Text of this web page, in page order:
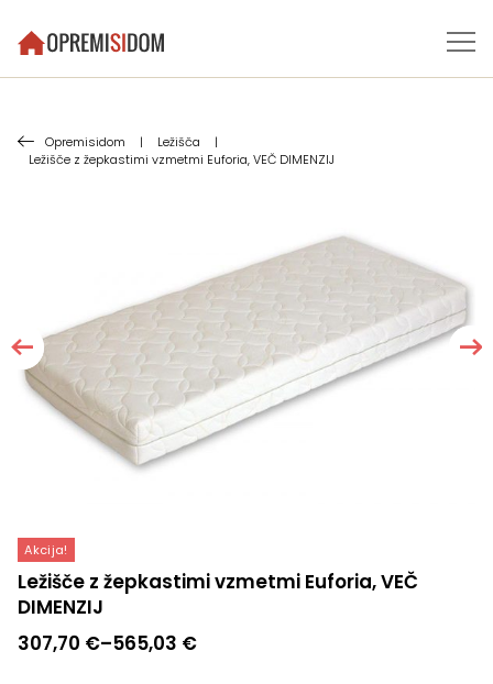
Opremisidom | Ležišča
|
Ležišče z žepkastimi vzmetmi Euforia, VEČ DIMENZIJ
Akcija!
Ležišče z žepkastimi vzmetmi Euforia, VEČ
DIMENZIJ
307,70 €–565,03 €
Cenovni